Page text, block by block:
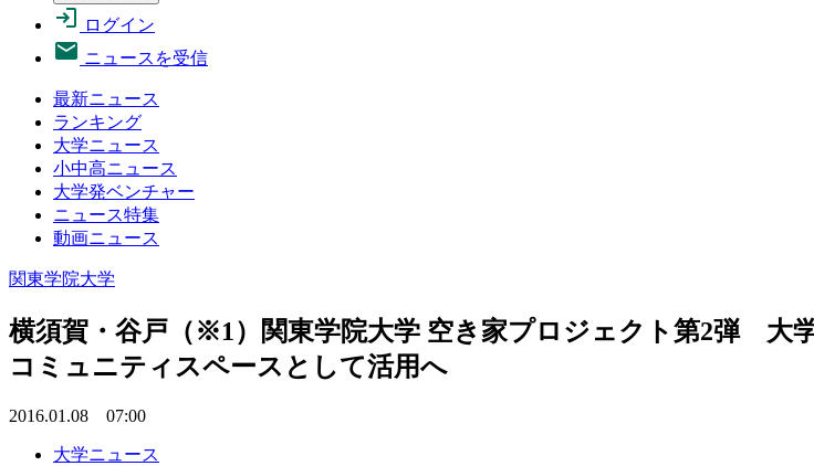
ログイン
ニュースを受信
最新ニュース
ランキング
大学ニュース
小中高ニュース
大学発ベンチャー
ニュース特集
動画ニュース
関東学院大学
横須賀・谷戸（※1）関東学院大学 空き家プロジェクト第2弾 大
コミュニティスペースとして活用へ
2016.01.08 07:00
大学ニュース